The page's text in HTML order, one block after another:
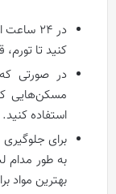
در ۲۴
کنید تا
در صورتی
مسکن‌هایی
استفاده کنید.
برای
به طور مدام
بهترین مواد